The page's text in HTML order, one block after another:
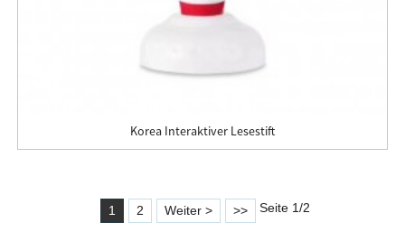
Korea Interaktiver Lesestift
1 2 Weiter > >> Seite 1/2